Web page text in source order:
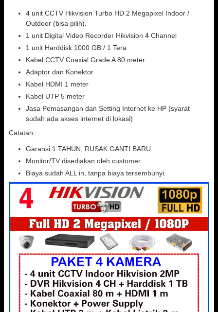
4 unit CCTV Hikvision Turbo HD 2 Megapixel Indoor /
Outdoor (bisa pilih).
1 unit Digital Video Recorder Hikvision 4 Channel
1 unit Harddisk 1000 GB / 1 Tera
Kabel CCTV Coaxial Grade A 80 meter
Adaptor dan Konektor
Kabel HDMI 1 meter
Kabel UTP 5 meter
Jasa Pemasangan dan Setting Internet ke HP (syarat
sudah ada akses internet di lokasi)
Catatan :
Garansi 1 TAHUN, RUSAK GANTI BARU
Monitor/TV disediakan oleh customer
Biaya sudah ALL in, tanpa biaya tersembunyi.